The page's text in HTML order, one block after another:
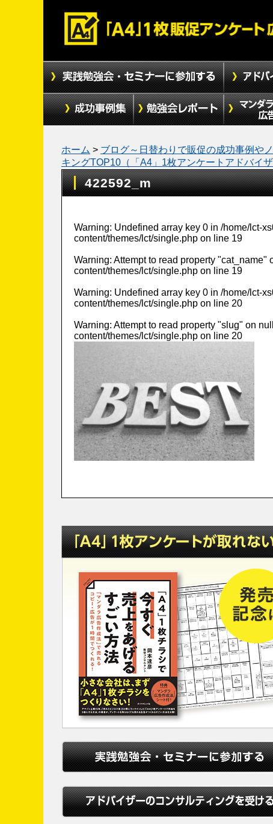
ホーム > ブログ～日替わりで販促の成功事例や
キングTOP10（「A4」1枚アンケートアドバイザ
422592_m
Warning: Undefined array key 0 in /home/lct-
content/themes/lct/single.php on line 19
Warning: Attempt to read property "cat_name"
content/themes/lct/single.php on line 19
Warning: Undefined array key 0 in /home/lct-
content/themes/lct/single.php on line 20
Warning: Attempt to read property "slug" on
content/themes/lct/single.php on line 20